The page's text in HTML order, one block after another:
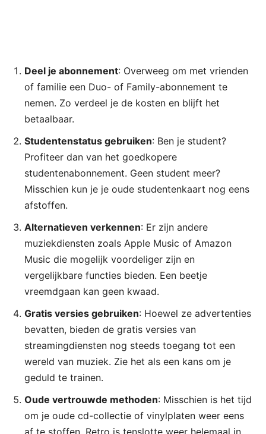
Deel je abonnement: Overweeg om met vrienden
of familie een Duo- of Family-abonnement te
nemen. Zo verdeel je de kosten en blijft het
betaalbaar.​
Studentenstatus gebruiken: Ben je student?
Profiteer dan van het goedkopere
studentenabonnement. Geen student meer?
Misschien kun je je oude studentenkaart nog eens
afstoffen.​
Alternatieven verkennen: Er zijn andere
muziekdiensten zoals Apple Music of Amazon
Music die mogelijk voordeliger zijn en
vergelijkbare functies bieden. Een beetje
vreemdgaan kan geen kwaad.​
Gratis versies gebruiken: Hoewel ze advertenties
bevatten, bieden de gratis versies van
streamingdiensten nog steeds toegang tot een
wereld van muziek. Zie het als een kans om je
geduld te trainen.​
Oude vertrouwde methoden: Misschien is het tijd
om je oude cd-collectie of vinylplaten weer eens